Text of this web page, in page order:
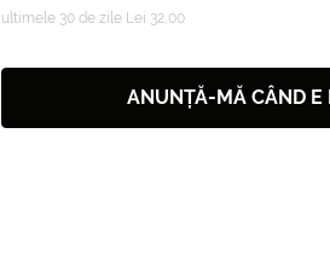
ultimele 30 de zile Lei 32,00
ANUNȚĂ-MĂ CÂND E